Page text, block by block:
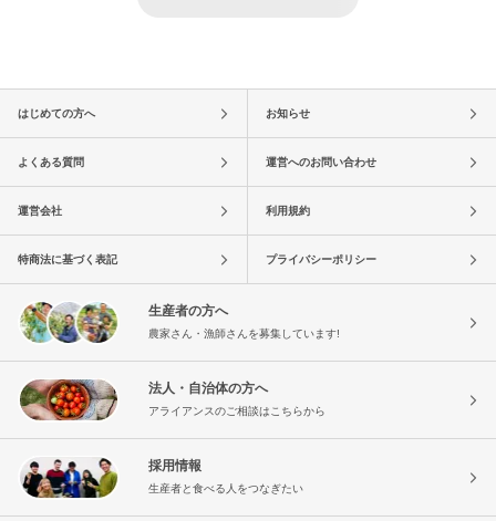
はじめての方へ お知らせ
よくある質問 運営へのお問い合わせ
運営会社 利用規約
特商法に基づく表記 プライバシーポリシー
生産者の方へ
農家さん・漁師さんを募集しています!
法人・自治体の方へ
アライアンスのご相談はこちらから
採用情報
生産者と食べる人をつなぎたい